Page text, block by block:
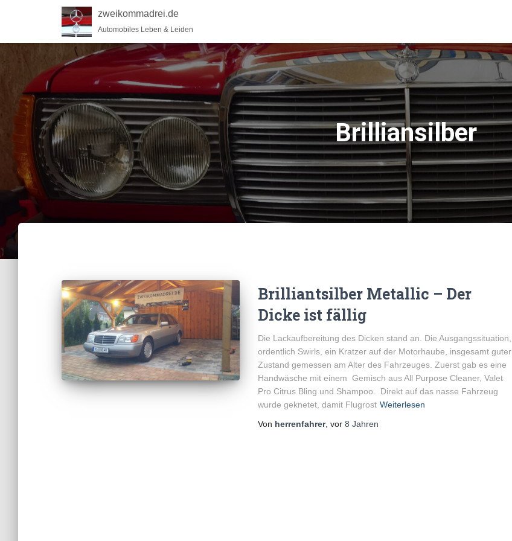
zweikommadrei.de
Automobiles Leben & Leiden
Brilliansilber
Brilliantsilber Metallic – Der
Dicke ist fällig
Die Lackaufbereitung des Dicken stand an. Die Ausgangssituation,
ordentlich Swirls, ein Kratzer auf der Motorhaube, insgesamt guter
Zustand gemessen am Alter des Fahrzeuges. Zuerst gab es eine
Handwäsche mit einem Gemisch aus All Purpose Cleaner, Valet
Pro Citrus Bling und Shampoo. Direkt auf das nasse Fahrzeug
wurde geknetet, damit Flugrost Weiterlesen
Von herrenfahrer, vor 8 Jahren